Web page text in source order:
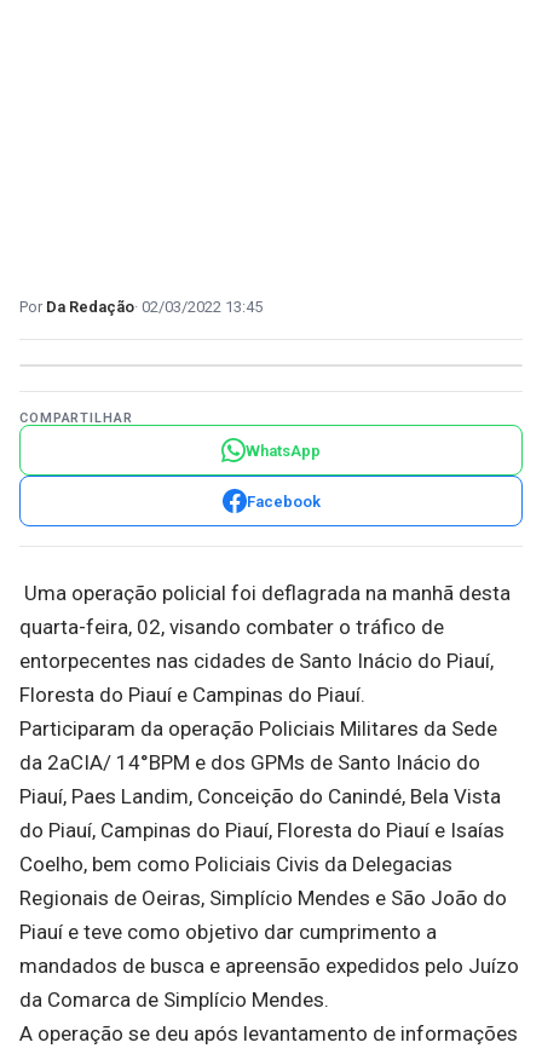
Da Redação 02/03/2022 13:45
COMPARTILHAR
WhatsApp
Facebook
Uma operação policial foi deflagrada na manhã desta
quarta-feira, 02, visando combater o tráfico de
entorpecentes nas cidades de Santo Inácio do Piauí,
Floresta do Piauí e Campinas do Piauí.
Participaram da operação Policiais Militares da Sede
da 2aCIA/ 14°BPM e dos GPMs de Santo Inácio do
Piauí, Paes Landim, Conceição do Canindé, Bela Vista
do Piauí, Campinas do Piauí, Floresta do Piauí e Isaías
Coelho, bem como Policiais Civis da Delegacias
Regionais de Oeiras, Simplício Mendes e São João do
Piauí e teve como objetivo dar cumprimento a
mandados de busca e apreensão expedidos pelo Juízo
da Comarca de Simplício Mendes.
A operação se deu após levantamento de informações